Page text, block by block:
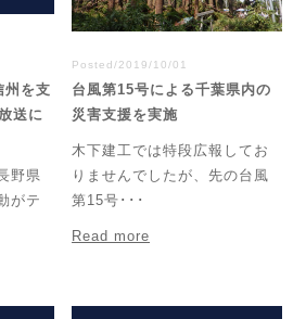
州を支
送に
野県
がテ
Posted/2019/10/01
台風第15号による千葉県内の
災害支援を実施
木下建工では特段広報してお
りませんでしたが、先の台風
第15号･･･
Read more